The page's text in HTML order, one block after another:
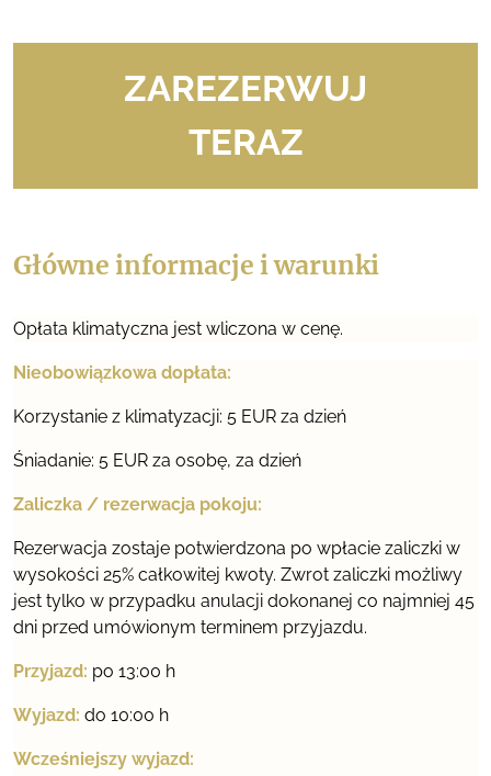
ZAREZERWUJ
TERAZ
Główne informacje i warunki
Opłata klimatyczna jest wliczona w cenę.
Nieobowiązkowa dopłata:
Korzystanie z klimatyzacji: 5 EUR za dzień
Śniadanie: 5 EUR za osobę, za dzień
Zaliczka / rezerwacja pokoju:
Rezerwacja zostaje potwierdzona po wpłacie zaliczki w
wysokości 25% całkowitej kwoty. Zwrot zaliczki możliwy
jest tylko w przypadku anulacji dokonanej co najmniej 45
dni przed umówionym terminem przyjazdu.
Przyjazd: po 13:00 h
Wyjazd: do 10:00 h
Wcześniejszy wyjazd: